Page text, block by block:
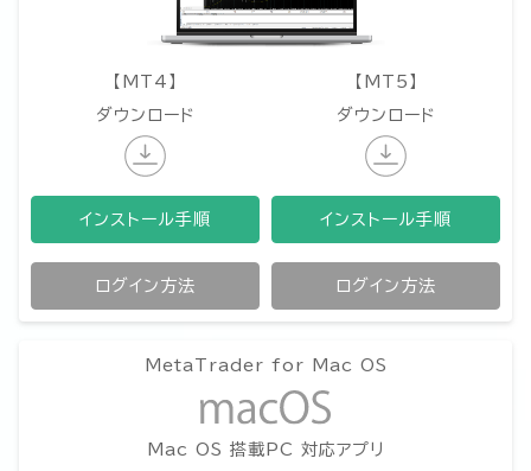
【MT4】
ダウンロード
インストール手順
ログイン方法
【MT5】
ダウンロード
インストール手順
ログイン方法
MetaTrader for Mac OS
Mac OS 搭載PC 対応アプリ